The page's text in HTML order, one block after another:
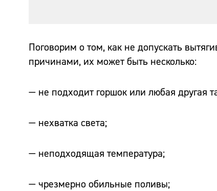
Поговорим о том, как не допускать
причинами, их может быть несколько:
— не подходит горшок или любая другая
— нехватка света;
— неподходящая температура;
— чрезмерно обильные поливы;